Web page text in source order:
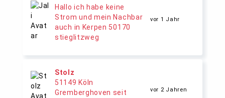
Hallo ich habe keine
Strom und mein Nachbar
auch in Kerpen 50170
stieglitzweg
vor 1 Jahr
Stolz
51149 Köln
Gremberghoven seit
vor 2 Jahren